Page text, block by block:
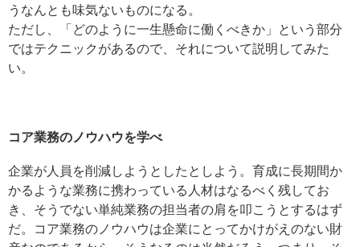
うなんとも味気ないものになる。
ただし、「どのように一生懸命に働くべきか」という部分
ではテクニックがあるので、それについて説明してみた
い。
コア業務のノウハウを学べ
企業が人員を削減しようとしたとしよう。育成に長期間か
かるような業務に携わっている人材はなるべく残してお
き、そうでない単純業務の担当者の肩を叩こうとするはず
だ。コア業務のノウハウは企業にとってかけがえのない財